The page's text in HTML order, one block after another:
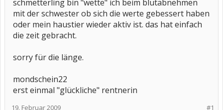
schmetterling bin "wette" ich beim blutabnehmen
mit der schwester ob sich die werte gebessert haben
oder mein haustier wieder aktiv ist. das hat einfach
die zeit gebracht.
sorry für die länge.
mondschein22
erst einmal "glückliche" rentnerin
#1
19. Februar 2009